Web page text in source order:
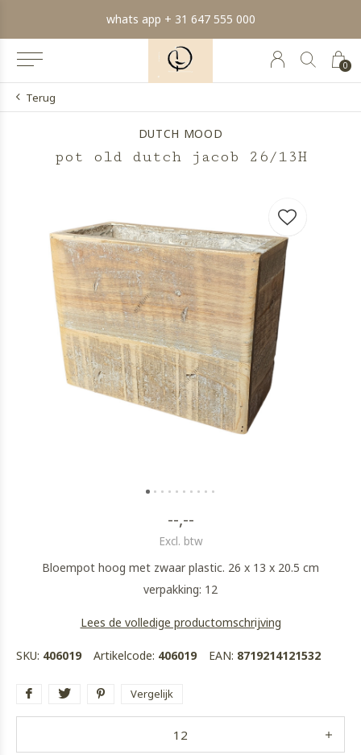
0
+ 31 647 555 000
Terug
DUTCH MOOD
pot old dutch jacob 26/13H
--,--
Excl. btw
Bloempot hoog met zwaar plastic. 26 x 13 x 20.5 cm
verpakking: 12
Lees de volledige productomschrijving
SKU: 406019 Artikelcode: 406019 EAN: 8719214121532
Vergelijk